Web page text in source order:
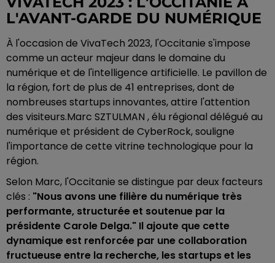
L'AVANT-GARDE DU NUMÉRIQUE
À l'occasion de VivaTech 2023, l'Occitanie s'impose
comme un acteur majeur dans le domaine du
numérique et de l'intelligence artificielle. Le pavillon de
la région, fort de plus de 41 entreprises, dont de
nombreuses startups innovantes, attire l'attention
des visiteurs.Marc SZTULMAN , élu régional délégué au
numérique et président de CyberRock, souligne
l'importance de cette vitrine technologique pour la
région.
Selon Marc, l'Occitanie se distingue par deux facteurs
clés : "Nous avons une filière du numérique très
performante, structurée et soutenue par la
présidente Carole Delga." Il ajoute que cette
dynamique est renforcée par une collaboration
fructueuse entre la recherche, les startups et les